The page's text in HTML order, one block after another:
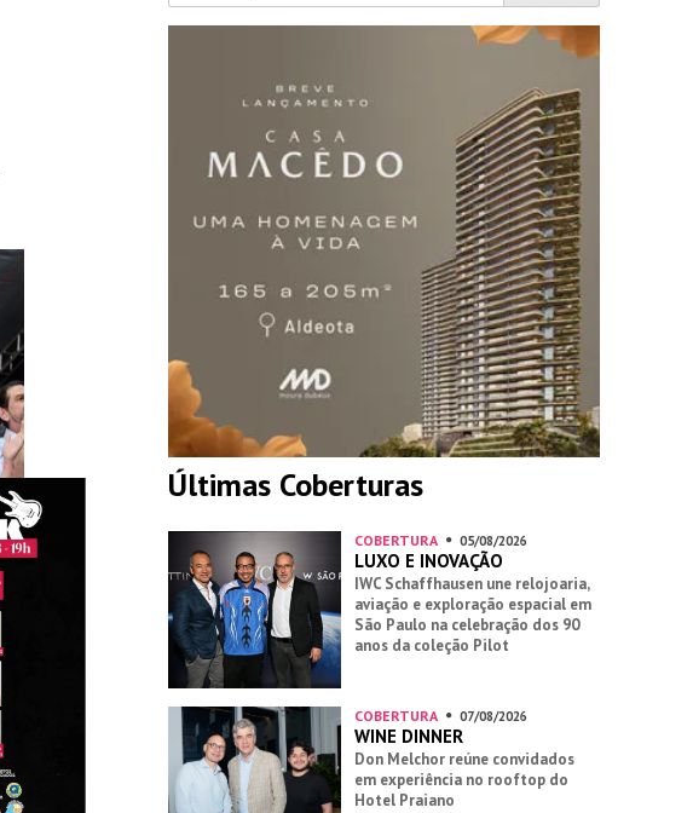
Últimas Coberturas
COBERTURA 05/08/2026
LUXO E INOVAÇÃO
IWC Schaffhausen une relojoaria,
aviação e exploração espacial em
São Paulo na celebração dos 90
anos da coleção Pilot
COBERTURA 07/08/2026
WINE DINNER
Don Melchor reúne convidados
em experiência no rooftop do
Hotel Praiano